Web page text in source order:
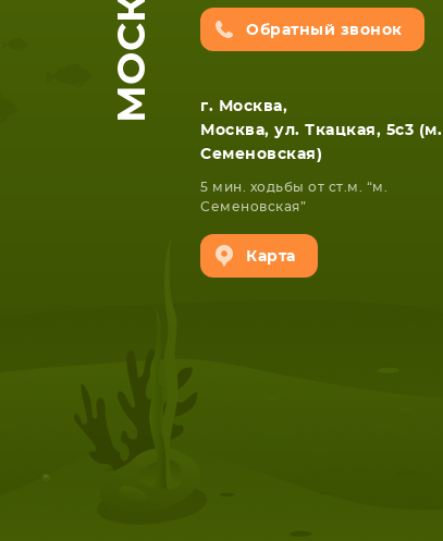
Обратный звонок
г. Москва,
Москва, ул. Ткацкая, 5с3 (м.
Семеновская)
5 мин. ходьбы от ст.м. “м.
Семеновская”
Карта